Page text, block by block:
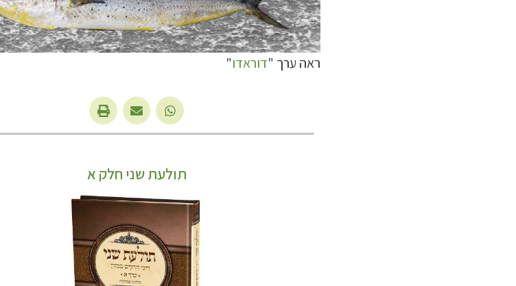
ראה ערך "דוראדו"
תולעת שני חלק א